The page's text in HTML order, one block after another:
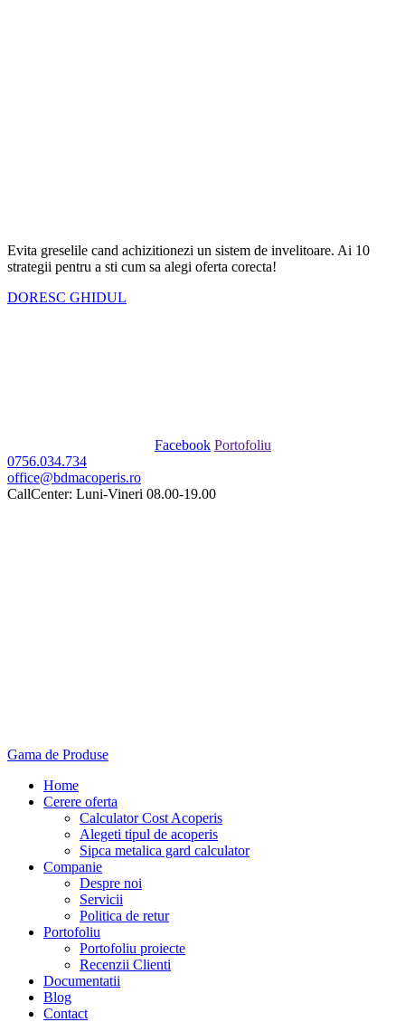
Evita greselile cand achizitionezi un sistem de invelitoare. Ai 10
strategii pentru a sti cum sa alegi oferta corecta!
DORESC GHIDUL
Facebook Portofoliu
0756.034.734
office@bdmacoperis.ro
CallCenter: Luni-Vineri 08.00-19.00
Gama de Produse
Home
Cerere oferta
Calculator Cost Acoperis
Alegeti tipul de acoperis
Sipca metalica gard calculator
Companie
Despre noi
Servicii
Politica de retur
Portofoliu
Portofoliu proiecte
Recenzii Clienti
Documentatii
Blog
Contact